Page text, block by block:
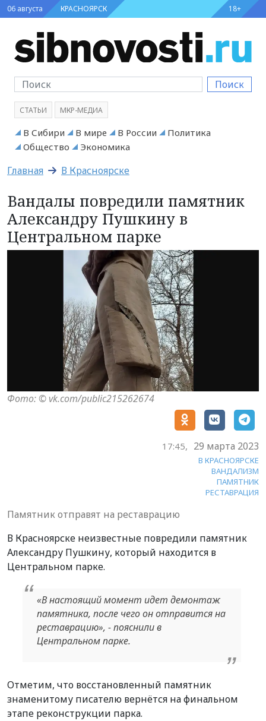
06 августа КРАСНОЯРСК 18+
Поиск
СТАТЬИ МКР-МЕДИА
В Сибири В мире В России
Политика
Общество
Экономика
Главная В Красноярске
Вандалы повредили памятник
Александру Пушкину в
Центральном парке
Фото: © vk.com/public215262674
17:45, 29 марта 2023
В КРАСНОЯРСКЕ
ВАНДАЛИЗМ
ПАМЯТНИК
РЕСТАВРАЦИЯ
Памятник отправят на реставрацию
В Красноярске неизвестные повредили памятник
Александру Пушкину, который находится в
Центральном парке.
«В настоящий момент идет демонтаж
памятника, после чего он отправится на
реставрацию», - пояснили в
Центральном парке.
Отметим, что восстановленный памятник
знаменитому писателю вернётся на финальном
этапе реконструкции парка.